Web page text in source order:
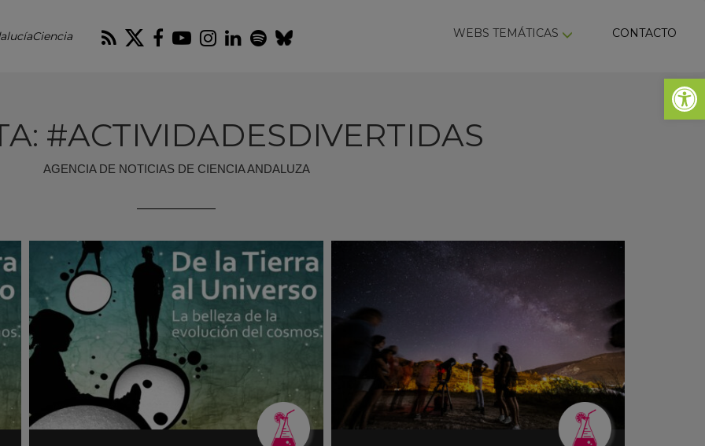
Abrir
RSS Twitter
Facebook
Youtube
Instagram
LinkedIn
Spotify
Bluesky WEBS TEMÁTICAS CONTACTO
#ACTIVIDADESDIVERTIDAS
AGENCIA DE NOTICIAS DE CIENCIA ANDALUZA